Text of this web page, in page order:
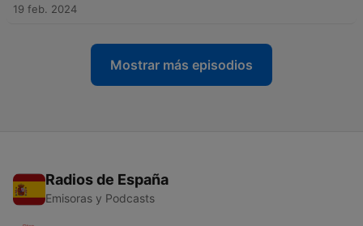
19 feb. 2024
Mostrar más episodios
Radios de España
Emisoras y Podcasts